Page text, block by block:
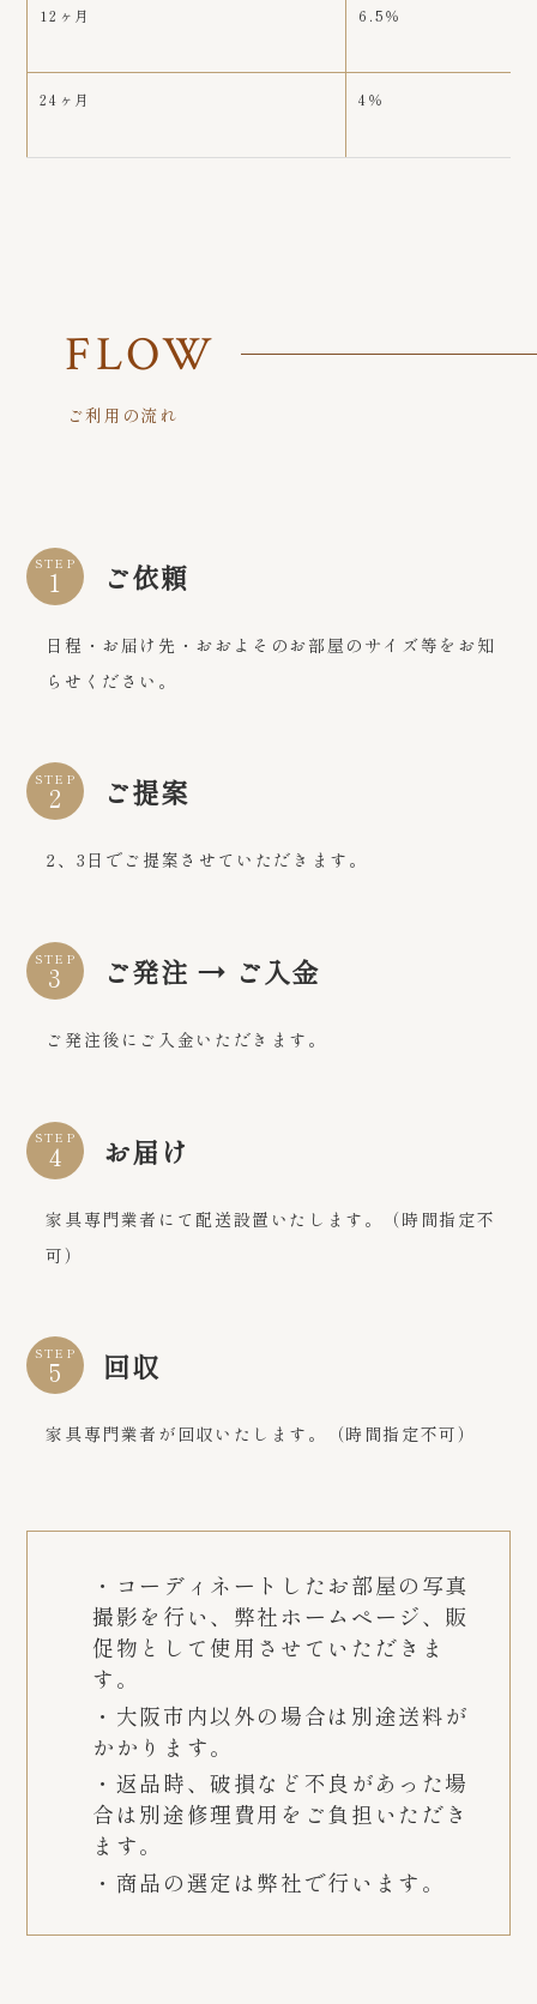
12ヶ月 6.5％
24ヶ月 4％
FLOW
ご利用の流れ
STEP ご依頼
日程・お届け先・おおよそのお部屋のサイズ等をお知
らせください。
STEP ご提案
2、3日でご提案させていただきます。
STEP ご発注 → ご入金
ご発注後にご入金いただきます。
STEP お届け
家具専門業者にて配送設置いたします。（時間指定不
可）
STEP 回収
家具専門業者が回収いたします。（時間指定不可）
・コーディネートしたお部屋の写真
撮影を行い、弊社ホームページ、販
促物として使用させていただきま
す。
・大阪市内以外の場合は別途送料が
かかります。
・返品時、破損など不良があった場
合は別途修理費用をご負担いただき
ます。
・商品の選定は弊社で行います。